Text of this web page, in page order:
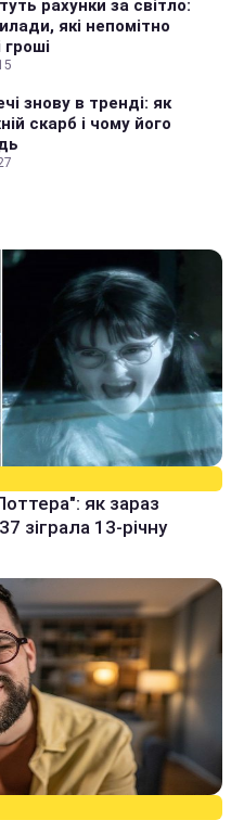
рахунки за світло:
які непомітно
знову в тренді: як
скарб і чому його
як зараз
зіграла 13-річну